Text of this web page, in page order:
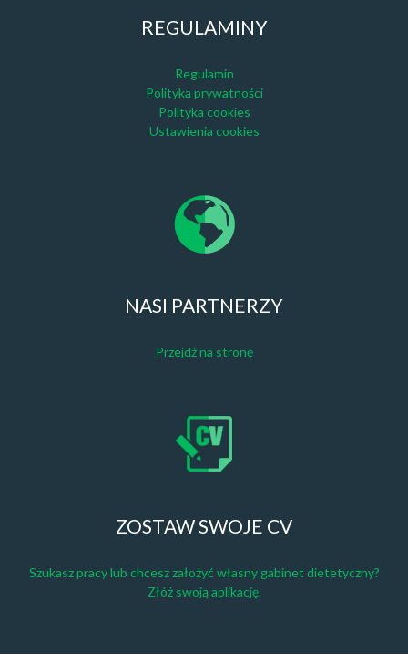
REGULAMINY
Regulamin
Polityka prywatności
Polityka cookies
Ustawienia cookies
NASI PARTNERZY
Przejdź na stronę
ZOSTAW SWOJE CV
Szukasz pracy lub chcesz założyć własny gabinet dietetyczny?
Złóż swoją aplikację.